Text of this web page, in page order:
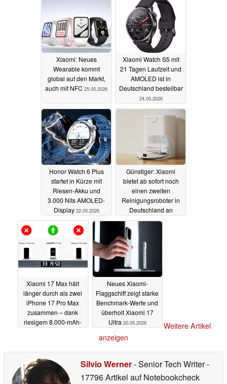
Xiaomi: Neues
Wearable kommt
global auf den Markt,
auch mit NFC 25.05.2026
Xiaomi Watch S5 mit
21 Tagen Laufzeit und
AMOLED ist in
Deutschland bestellbar
24.05.2026
Honor Watch 6 Plus
startet in Kürze mit
Riesen-Akku und
3.000 Nits AMOLED-
Display 22.05.2026
Günstiger: Xiaomi
bietet ab sofort noch
einen zweiten
Reinigungsroboter in
Deutschland an
21.05.2026
Xiaomi 17 Max hält
länger durch als zwei
iPhone 17 Pro Max
zusammen – dank
riesigem 8.000-mAh-
Neues Xiaomi-
Flaggschiff zeigt starke
Benchmark-Werte und
überholt Xiaomi 17
Ultra 20.05.2026
Weitere Artikel
anzeigen
Silvio Werner- Senior Tech Writer-
17796 Artikel auf Notebookcheck